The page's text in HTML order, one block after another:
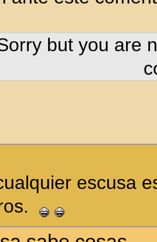
but you are
escusa